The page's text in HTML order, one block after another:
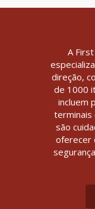
A
direção,
de 1000
incluem
terminais
são
oferecer